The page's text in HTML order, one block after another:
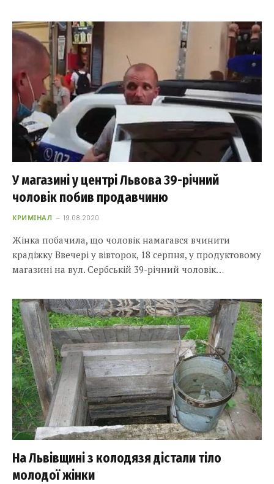
У магазині у центрі Львова 39-річний
чоловік побив продавчиню
КРИМІНАЛ 19.08.2020
Жінка побачила, що чоловік намагався вчинити
крадіжку Ввечері у вівторок, 18 серпня, у продуктовому
магазині на вул. Сербській 39-річний чоловік…
На Львівщині з колодязя дістали тіло
молодої жінки